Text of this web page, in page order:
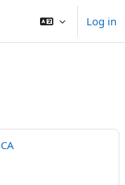
Log in